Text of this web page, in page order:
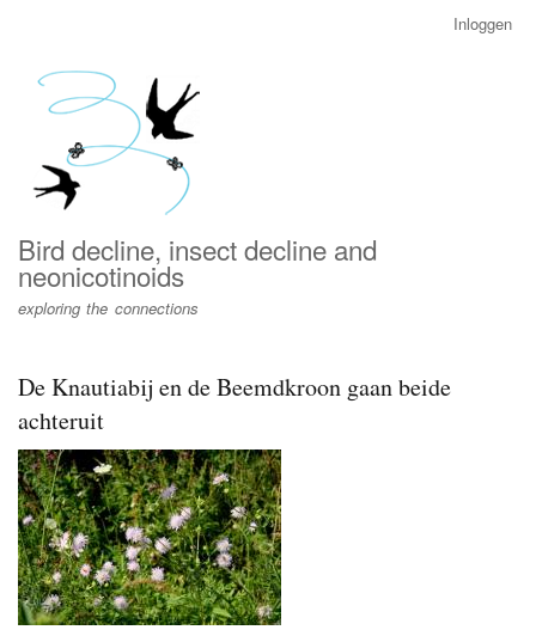
menu
Inloggen
Bird decline, insect decline and
neonicotinoids
exploring the connections
De Knautiabij en de Beemdkroon gaan beide
achteruit